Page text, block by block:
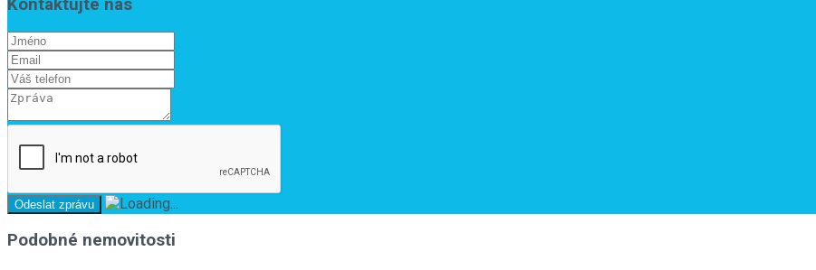
Kontaktujte nás
Podobné nemovitosti